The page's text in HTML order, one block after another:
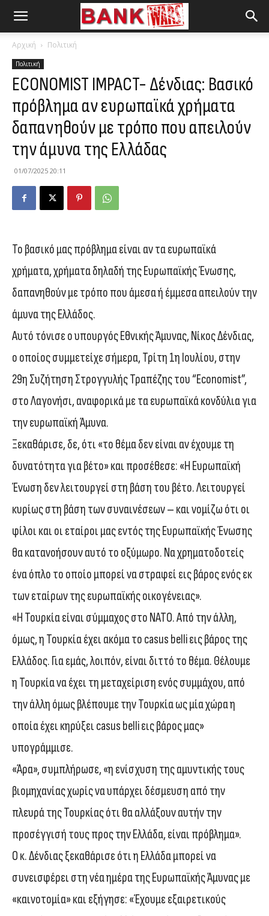
Αρχική Πολιτική
Πολιτική
ECONOMIST IMPACT- Δένδιας: Βασικό
πρόβλημα αν ευρωπαϊκά χρήματα
δαπανηθούν με τρόπο που απειλούν
την άμυνα της Ελλάδας
01/07/2025 20:11
Το βασικό μας πρόβλημα είναι αν τα ευρωπαϊκά
χρήματα, χρήματα δηλαδή της Ευρωπαϊκής Ένωσης,
δαπανηθούν με τρόπο που άμεσα ή έμμεσα απειλούν την
άμυνα της Ελλάδος.
Αυτό τόνισε ο υπουργός Εθνικής Άμυνας, Νίκος Δένδιας,
ο οποίος συμμετείχε σήμερα, Τρίτη 1η Ιουλίου, στην
29η Συζήτηση Στρογγυλής Τραπέζης του “Economist”,
στο Λαγονήσι, αναφορικά με τα ευρωπαϊκά κονδύλια για
την ευρωπαϊκή Άμυνα.
Ξεκαθάρισε, δε, ότι «το θέμα δεν είναι αν έχουμε τη
δυνατότητα για βέτο» και προσέθεσε: «Η Ευρωπαϊκή
Ένωση δεν λειτουργεί στη βάση του βέτο. Λειτουργεί
κυρίως στη βάση των συναινέσεων – και νομίζω ότι οι
φίλοι και οι εταίροι μας εντός της Ευρωπαϊκής Ένωσης
θα κατανοήσουν αυτό το οξύμωρο. Να χρηματοδοτείς
ένα όπλο το οποίο μπορεί να στραφεί εις βάρος ενός εκ
των εταίρων της ευρωπαϊκής οικογένειας».
«Η Τουρκία είναι σύμμαχος στο ΝΑΤΟ. Από την άλλη,
όμως, η Τουρκία έχει ακόμα το casus belli εις βάρος της
Ελλάδος. Για εμάς, λοιπόν, είναι διττό το θέμα. Θέλουμε
η Τουρκία να έχει τη μεταχείριση ενός συμμάχου, από
την άλλη όμως βλέπουμε την Τουρκία ως μία χώρα η
οποία έχει κηρύξει casus belli εις βάρος μας»
υπογράμμισε.
«Άρα», συμπλήρωσε, «η ενίσχυση της αμυντικής τους
βιομηχανίας χωρίς να υπάρχει δέσμευση από την
πλευρά της Τουρκίας ότι θα αλλάξουν αυτήν την
προσέγγισή τους προς την Ελλάδα, είναι πρόβλημα».
Ο κ. Δένδιας ξεκαθάρισε ότι η Ελλάδα μπορεί να
συνεισφέρει στη νέα ημέρα της Ευρωπαϊκής Άμυνας με
«καινοτομία» και εξήγησε: «Έχουμε εξαιρετικούς